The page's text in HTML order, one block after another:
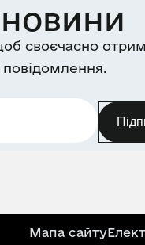
своєчасно
повідомлення.
Мапа сайту